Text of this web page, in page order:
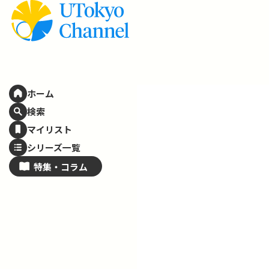
ホーム
検索
マイリスト
シリーズ一覧
特集・ コラム